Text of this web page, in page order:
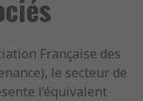
Française des
le secteur de
l’équivalent